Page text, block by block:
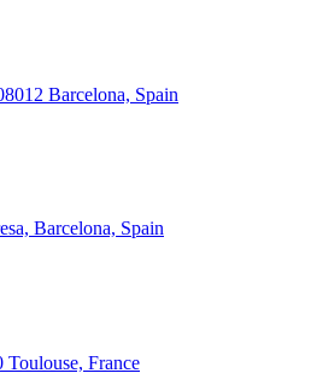
Barcelona, Spain
Barcelona, Spain
Toulouse, France